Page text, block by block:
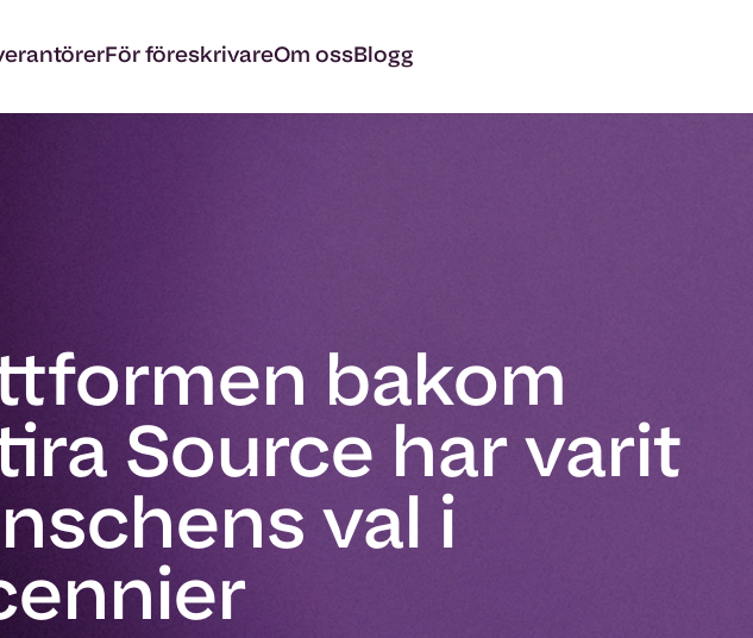
För föreskrivareOm ossBlogg
bakom
Source har varit
val i